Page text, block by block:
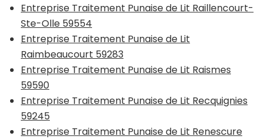
Entreprise Traitement Punaise de Lit Raillencourt-
Ste-Olle 59554
Entreprise Traitement Punaise de Lit
Raimbeaucourt 59283
Entreprise Traitement Punaise de Lit Raismes
59590
Entreprise Traitement Punaise de Lit Recquignies
59245
Entreprise Traitement Punaise de Lit Renescure